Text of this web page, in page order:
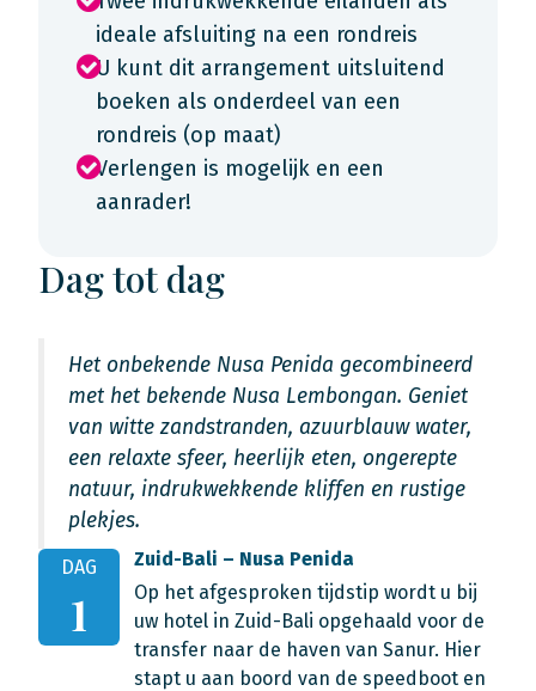
ideale afsluiting na een rondreis
U kunt dit arrangement uitsluitend
boeken als onderdeel van een
rondreis (op maat)
Verlengen is mogelijk en een
aanrader!
Dag tot dag
Het onbekende Nusa Penida gecombineerd
met het bekende Nusa Lembongan. Geniet
van witte zandstranden, azuurblauw water,
een relaxte sfeer, heerlijk eten, ongerepte
natuur, indrukwekkende kliffen en rustige
plekjes.
DAG
1
Zuid-Bali – Nusa Penida
Op het afgesproken tijdstip wordt u bij
uw hotel in Zuid-Bali opgehaald voor de
transfer naar de haven van Sanur. Hier
stapt u aan boord van de speedboot en